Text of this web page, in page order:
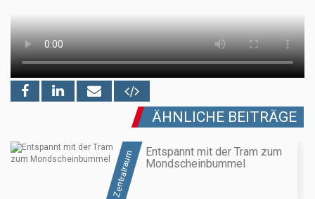
ÄHNLICHE BEITRÄGE
Zentralraum
Entspannt mit der Tram zum
Mondscheinbummel